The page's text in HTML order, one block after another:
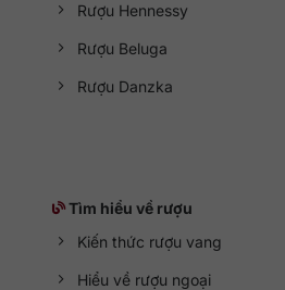
Rượu Hennessy
Rượu Beluga
Rượu Danzka
Tìm hiểu về rượu
Kiến thức rượu vang
Hiểu về rượu ngoại